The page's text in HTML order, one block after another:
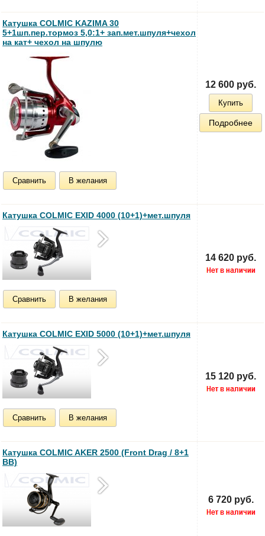
Катушка COLMIC KAZIMA 30
5+1шп.пер.тормоз 5,0:1+ зап.мет.шпуля+чехол
на кат+ чехол на шпулю
Сравнить В желания
12 600 руб.
Купить
Подробнее
Катушка COLMIC EXID 4000 (10+1)+мет.шпуля
Сравнить В желания
14 620 руб.
Катушка COLMIC EXID 5000 (10+1)+мет.шпуля
Сравнить В желания
15 120 руб.
Катушка COLMIC AKER 2500 (Front Drag / 8+1
BB)
6 720 руб.